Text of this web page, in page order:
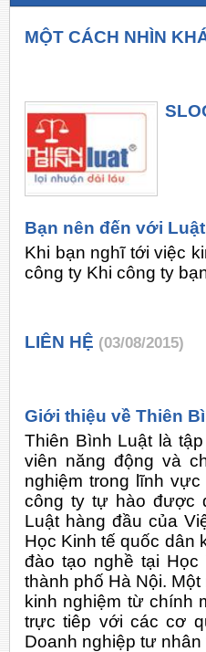
MỘT CÁCH NHÌN
Bạn nên đến với
Khi bạn nghĩ tới việc
công ty Khi công ty
LIÊN HỆ (03/08/2015)
Giới thiệu về Thiên
Thiên Bình Luật là
viên năng động và
nghiệm trong lĩnh
công ty tự hào được
Luật hàng đầu của
Học Kinh tế quốc dân
đào tạo nghề tại
thành phố Hà Nội.
kinh nghiệm từ chính
trực tiêp với các cơ
Doanh nghiệp tư